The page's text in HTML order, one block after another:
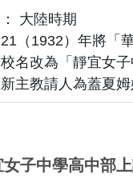
大陸時期
（1932）年將「
名改為「靜宜女
主教請人為蓋夏
靜宜」，全校師
月12 日開學時有學
女子中學高中部